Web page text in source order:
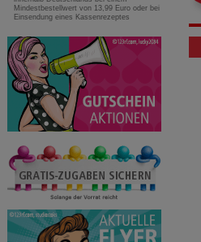
Mindestbestellwert von 13,99 Euro oder bei
Einsendung eines Kassenrezeptes